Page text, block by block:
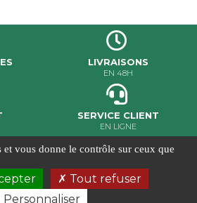
LIVRAISONS
EN 48H
SERVICE CLIENT
EN LIGNE
- Tous droits réservés
de Vente-Gestion des cookies
légales
Conception & réalisation
Ab6net
et vous donne le contrôle sur ceux que
Tout refuser
Personnaliser